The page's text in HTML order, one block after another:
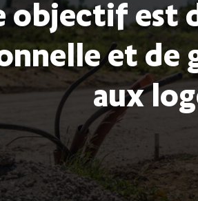
objectif est
et de
aux